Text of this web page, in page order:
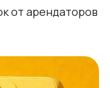
от арендаторов